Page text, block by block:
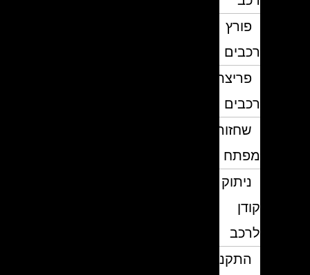
פורץ
רכבים
פריצת
רכבים
שחזור
מפתח
ניתוק
לרכב
התקנת